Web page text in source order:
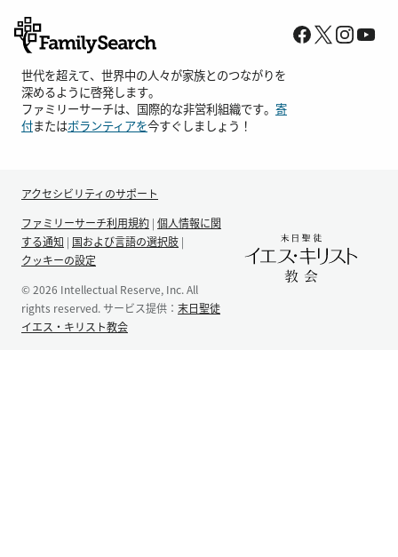
世代を超えて、世界中の人々が家族とのつながりを
深めるように啓発します。
ファミリーサーチは、国際的な非営利組織です。 寄
付またはボランティアを今すぐしましょう！
アクセシビリティのサポート
ファミリーサーチ利用規約 | 個人情報に関
する通知 | 国および言語の選択肢 |
クッキーの設定
© 2026 Intellectual Reserve, Inc. All
rights reserved. サービス提供： 末日聖徒
イエス・キリスト教会